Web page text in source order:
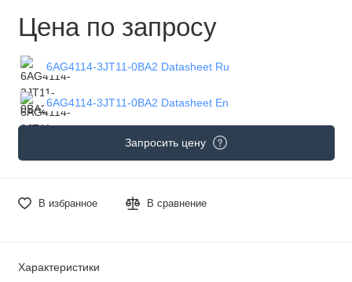
Цена по запросу
6AG4114-3JT11-0BA2 Datasheet Ru
6AG4114-3JT11-0BA2 Datasheet En
Запросить цену
В избранное В сравнение
Характеристики